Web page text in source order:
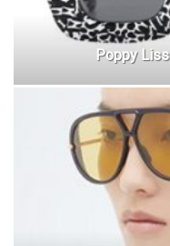
Poppy